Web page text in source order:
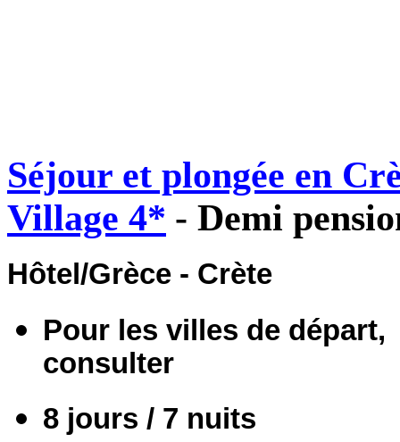
Séjour et plongée en
Village 4* - Demi
Hôtel/Grèce - Crète
Pour les villes de
consulter
8 jours / 7 nuits